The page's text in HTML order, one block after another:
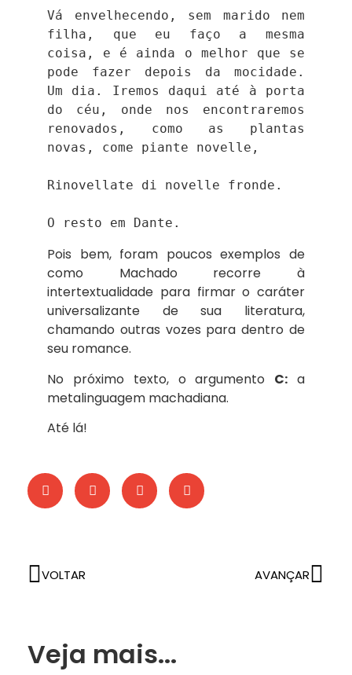
Vá envelhecendo, sem marido nem
filha, que eu faço a mesma
coisa, e é ainda o melhor que se
pode fazer depois da mocidade.
Um dia. Iremos daqui até à porta
do céu, onde nos encontraremos
renovados, como as plantas
novas, come piante novelle,
Rinovellate di novelle fronde.
O resto em Dante.
Pois bem, foram poucos exemplos de
como Machado recorre à
intertextualidade para firmar o caráter
universalizante de sua literatura,
chamando outras vozes para dentro de
seu romance.
No próximo texto, o argumento C: a
metalinguagem machadiana.
Até lá!
VOLTAR AVANÇAR
Veja mais...